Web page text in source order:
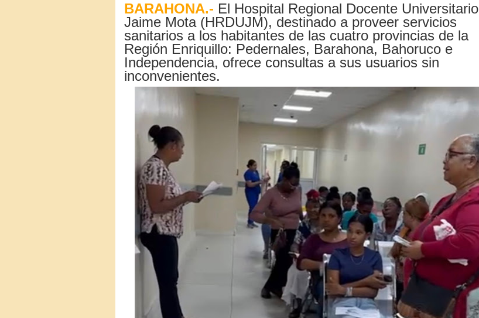
BARAHONA.- El Hospital Regional Docente Universitario
Jaime Mota (HRDUJM), destinado a proveer servicios
sanitarios a los habitantes de las cuatro provincias de la
Región Enriquillo: Pedernales, Barahona, Bahoruco e
Independencia, ofrece consultas a sus usuarios sin
inconvenientes.